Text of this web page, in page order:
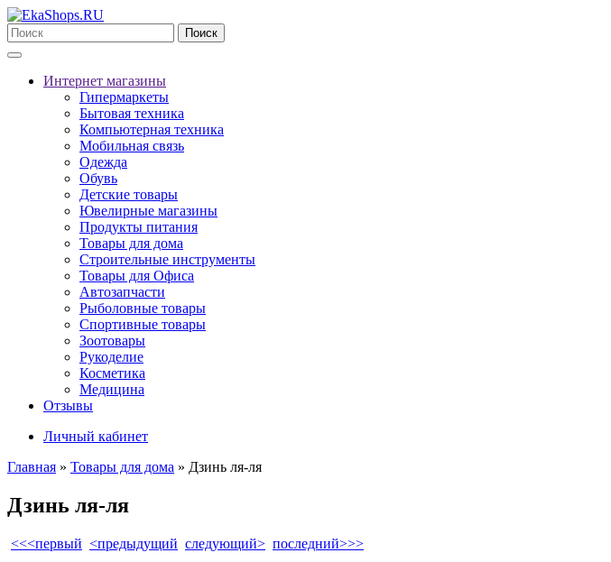
Поиск
Интернет магазины
Гипермаркеты
Бытовая техника
Компьютерная техника
Мобильная связь
Одежда
Обувь
Детские товары
Ювелирные магазины
Продукты питания
Товары для дома
Строительные инструменты
Товары для Офиса
Автозапчасти
Рыболовные товары
Спортивные товары
Зоотовары
Рукоделие
Косметика
Медицина
Отзывы
Личный кабинет
Главная » Товары для дома » Дзинь ля-ля
Дзинь ля-ля
<<<первый <предыдущий следующий> последний>>>